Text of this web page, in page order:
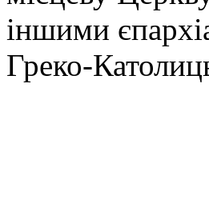
іншими
Греко-